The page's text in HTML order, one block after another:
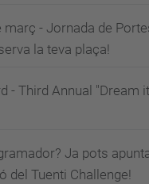
març - Jornada de
la teva plaça!
- Third Annual "Dream
Ja pots
del Tuenti Challenge!